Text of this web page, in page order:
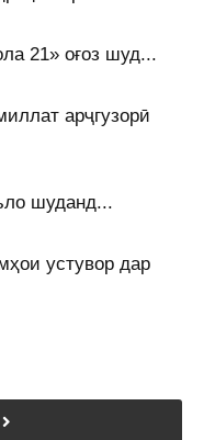
21» оғоз шуд...
арҷгузорӣ
шуданд...
устувор дар